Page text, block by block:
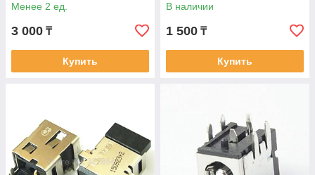
Менее 2 ед.
3 000 ₸
Купить
В наличии
1 500 ₸
Купить